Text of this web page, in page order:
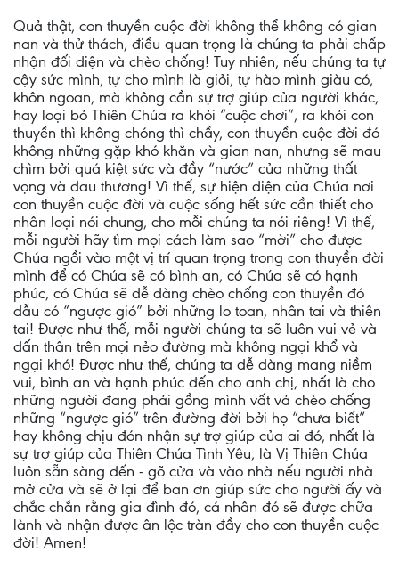
Quả thật, con thuyền cuộc đời không thể không có gian
nan và thử thách, điều quan trọng là chúng ta phải chấp
nhận đối diện và chèo chống! Tuy nhiên, nếu chúng ta tự
cậy sức mình, tự cho mình là giỏi, tự hào mình giàu có,
khôn ngoan, mà không cần sự trợ giúp của người khác,
hay loại bỏ Thiên Chúa ra khỏi “cuộc chơi”, ra khỏi con
thuyền thì không chóng thì chầy, con thuyền cuộc đời đó
không những gặp khó khăn và gian nan, nhưng sẽ mau
chìm bởi quá kiệt sức và đầy “nước” của những thất
vọng và đau thương! Vì thế, sự hiện diện của Chúa nơi
con thuyền cuộc đời và cuộc sống hết sức cần thiết cho
nhân loại nói chung, cho mỗi chúng ta nói riêng! Vì thế,
mỗi người hãy tìm mọi cách làm sao “mời” cho được
Chúa ngồi vào một vị trí quan trọng trong con thuyền đời
mình để có Chúa sẽ có bình an, có Chúa sẽ có hạnh
phúc, có Chúa sẽ dễ dàng chèo chống con thuyền đó
dẫu có “ngược gió” bởi những lo toan, nhân tai và thiên
tai! Được như thế, mỗi người chúng ta sẽ luôn vui vẻ và
dấn thân trên mọi nẻo đường mà không ngại khổ và
ngại khó! Được như thế, chúng ta dễ dàng mang niềm
vui, bình an và hạnh phúc đến cho anh chị, nhất là cho
những người đang phải gồng mình vất vả chèo chống
những “ngược gió” trên đường đời bởi họ “chưa biết”
hay không chịu đón nhận sự trợ giúp của ai đó, nhất là
sự trợ giúp của Thiên Chúa Tình Yêu, là Vị Thiên Chúa
luôn sẵn sàng đến - gõ cửa và vào nhà nếu người nhà
mở cửa và sẽ ở lại để ban ơn giúp sức cho người ấy và
chắc chắn rằng gia đình đó, cá nhân đó sẽ được chữa
lành và nhận được ân lộc tràn đầy cho con thuyền cuộc
đời! Amen!